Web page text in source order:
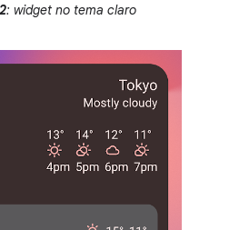
: widget no tema claro